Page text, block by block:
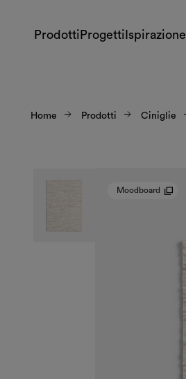
Prodotti Progetti Ispirazione
Home Prodotti Ciniglie
Moodboard